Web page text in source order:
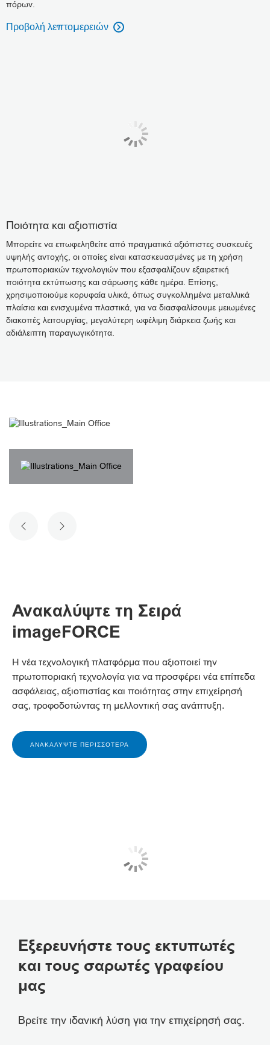
πόρων.
Προβολή λεπτομερειών

Ποιότητα και αξιοπιστία
Μπορείτε να επωφεληθείτε από πραγματικά αξιόπιστες συσκευές
υψηλής αντοχής, οι οποίες είναι κατασκευασμένες με τη χρήση
πρωτοποριακών τεχνολογιών που εξασφαλίζουν εξαιρετική
ποιότητα εκτύπωσης και σάρωσης κάθε ημέρα. Επίσης,
χρησιμοποιούμε κορυφαία υλικά, όπως συγκολλημένα μεταλλικά
πλαίσια και ενισχυμένα πλαστικά, για να διασφαλίσουμε μειωμένες
διακοπές λειτουργίας, μεγαλύτερη ωφέλιμη διάρκεια ζωής και
αδιάλειπτη παραγωγικότητα.
ΠΡΟΗΓΟΎΜΕΝΗ ΔΙΑΦΆΝΕΙΑ
ΕΠΌΜΕΝΗ ΔΙΑΦΆΝΕΙΑ
Ανακαλύψτε τη Σειρά
imageFORCE
Η νέα τεχνολογική πλατφόρμα που αξιοποιεί την
πρωτοποριακή τεχνολογία για να προσφέρει νέα επίπεδα
ασφάλειας, αξιοπιστίας και ποιότητας στην επιχείρησή
σας, τροφοδοτώντας τη μελλοντική σας ανάπτυξη.
ΑΝΑΚΑΛΎΨΤΕ ΠΕΡΙΣΣΌΤΕΡΑ
Εξερευνήστε τους εκτυπωτές
και τους σαρωτές γραφείου
μας
Βρείτε την ιδανική λύση για την επιχείρησή σας.